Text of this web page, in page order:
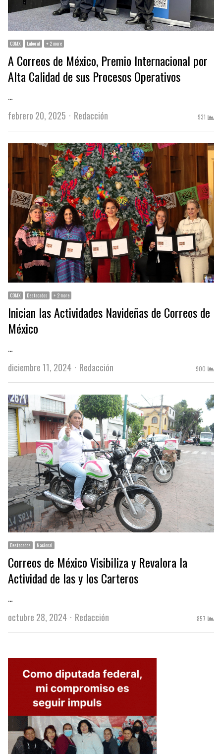
CDMX Laboral + 2 more
A Correos de México, Premio Internacional por
Alta Calidad de sus Procesos Operativos
…
febrero 20, 2025
Author
Redacción 931
CDMX Destacados + 2 more
Inician las Actividades Navideñas de Correos de
México
…
diciembre 11, 2024
Author
Redacción 900
Destacados Nacional
Correos de México Visibiliza y Revalora la
Actividad de las y los Carteros
…
octubre 28, 2024
Author
Redacción 857